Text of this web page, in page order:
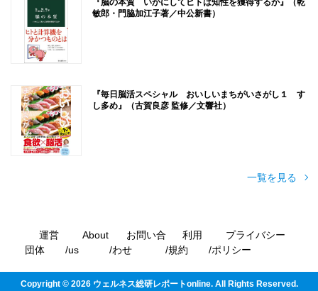
敏郎・門脇加江子著／中公新書）
『毎日脳活スペシャル おいしいまちがいさがし１ す
し多め』（古賀良彦 監修／文響社）
一覧を見る
運営
団体
About
us
お問い合
わせ
利用
規約
プライバシー
ポリシー
Copyright ©2026ウェルネス総研レポートonline. All Rights Reserved.